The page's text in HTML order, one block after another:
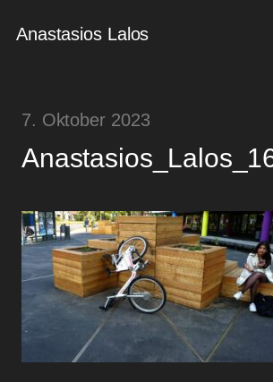
Anastasios Lalos
7. Oktober 2023